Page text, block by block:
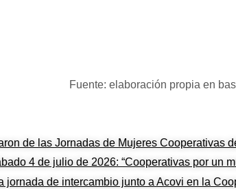
Fuente: elaboración propia en
de las Jornadas de Mujeres Cooperativas
4 de julio de 2026: “Cooperativas por un
jornada de intercambio junto a Acovi en la